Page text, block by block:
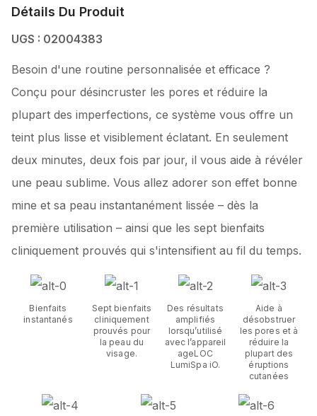
Détails Du Produit
UGS : 02004383
Besoin d'une routine personnalisée et efficace ?
Conçu pour désincruster les pores et réduire la
plupart des imperfections, ce système vous offre un
teint plus lisse et visiblement éclatant. En seulement
deux minutes, deux fois par jour, il vous aide à révéler
une peau sublime. Vous allez adorer son effet bonne
mine et sa peau instantanément lissée – dès la
première utilisation – ainsi que les sept bienfaits
cliniquement prouvés qui s'intensifient au fil du temps.
Bienfaits
instantanés
Sept bienfaits
cliniquement
prouvés pour
la peau du
visage.
Des résultats
amplifiés
lorsqu’utilisé
avec l’appareil
ageLOC
LumiSpa iO.
Aide à
désobstruer
les pores et à
réduire la
plupart des
éruptions
cutanées